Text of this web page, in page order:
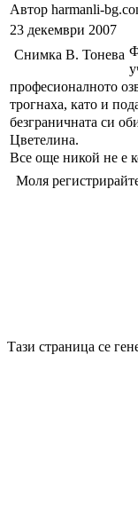
Автор harmanli-
23 декември 2007
Снимка В. Тонева
професионалното
трогнаха, като и
безграничната си
Цветелина.
Все още никой не е
Моля
Тази страница се